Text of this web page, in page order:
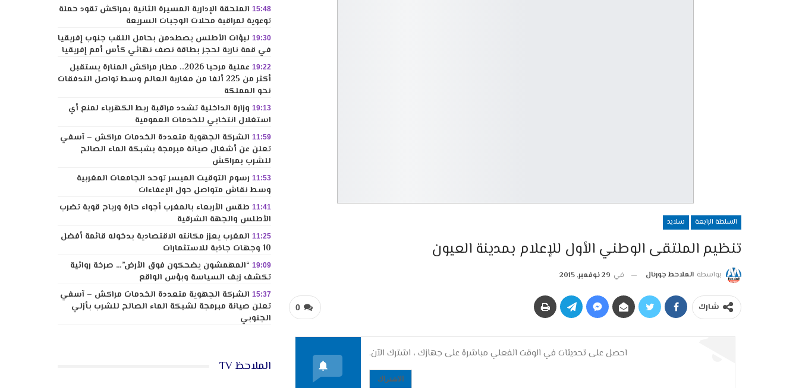
السلطة الرابعة سلايد
تنظيم الملتقى الوطني الأول للإعلام بمدينة العيون
بواسطة الملاحظ جورنال في 29 نوفمبر, 2015
0 شارك
احصل على تحديثات في الوقت الفعلي مباشرة على جهازك ، اشترك الآن.
الاشتراك
15:48 الملحقة الإدارية المسيرة الثانية بمراكش تقود حملة
توعوية لمراقبة محلات الوجبات السريعة
19:30 لبؤات الأطلس يصطدمن بحامل اللقب جنوب إفريقيا
في قمة نارية لحجز بطاقة نصف نهائي كأس أمم إفريقيا
19:22
عملية مرحبا 2026.. مطار مراكش المنارة يستقبل
أكثر من 225 ألفا من مغاربة العالم وسط تواصل التدفقات
نحو المملكة
19:13 وزارة الداخلية تشدد مراقبة ربط الكهرباء لمنع أي
استغلال انتخابي للخدمات العمومية
11:59 الشركة الجهوية متعددة الخدمات مراكش – آسفي
تعلن عن أشغال صيانة مبرمجة بشبكة الماء الصالح
للشرب بمراكش
11:53 رسوم التوقيت الميسر توحد الجامعات المغربية
وسط نقاش متواصل حول الإعفاءات
11:41 طقس الأربعاء بالمغرب أجواء حارة ورياح قوية تضرب
الأطلس والجهة الشرقية
11:25 المغرب يعزز مكانته الاقتصادية بدخوله قائمة أفضل
10 وجهات جاذبة للاستثمارات
19:09 “المهمشون يضحكون فوق الأرض”… صرخة روائية
تكشف زيف السياسة وبؤس الواقع
15:37 الشركة الجهوية متعددة الخدمات مراكش – آسفي
تعلن صيانة مبرمجة لشبكة الماء الصالح للشرب بأزلي
الجنوبي
الملاحظ TV